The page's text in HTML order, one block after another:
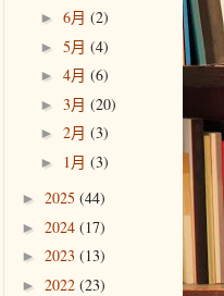
► 6月 (2)
► 5月 (4)
► 4月 (6)
► 3月 (20)
► 2月 (3)
► 1月 (3)
► 2025 (44)
► 2024 (17)
► 2023 (13)
► 2022 (23)